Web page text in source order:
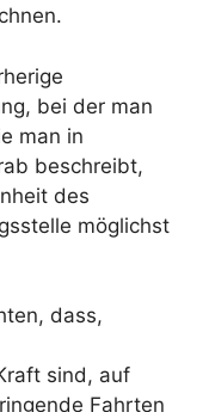
bei der man
man in
beschreibt,
des
möglichst
dass,
sind, auf
Fahrten